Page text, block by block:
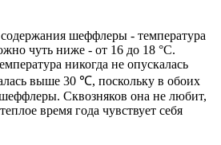
шеффлеры - температура
чуть ниже - от 16 до 18 °С.
никогда не опускалась
выше 30 ℃, поскольку в обоих
Сквозняков она не любит,
время года чувствует себя